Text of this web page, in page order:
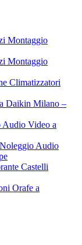
Montaggio
Montaggio
Climatizzatori
Daikin Milano –
Audio Video a
Noleggio Audio
Castelli
Orafe a